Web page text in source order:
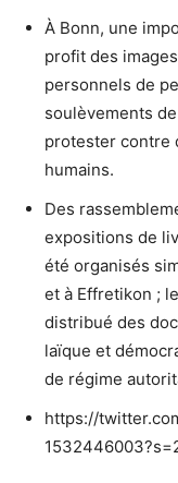
À Bonn, une
profit des
personnels de
soulèvements
protester contre
humains.
Des
expositions de
été organisés
et à Effretikon ;
distribué des
laïque et
de régime
https://